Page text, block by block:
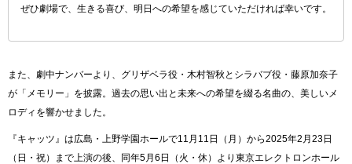
ぜひ劇場で、生きる喜び、明日への希望を感じていただければ幸いです。
また、劇中ナンバーより、グリザベラ役・木村智秋とシラバブ役・藤原加奈子
が「メモリー」を披露。過去の思い出と未来への希望を綴る名曲の、美しいメ
ロディを響かせました。
『キャッツ』は広島・上野学園ホールで11月11日（月）から2025年2月23日
（日・祝）まで上演の後、同年5月6日（火・休）より東京エレクトロンホール